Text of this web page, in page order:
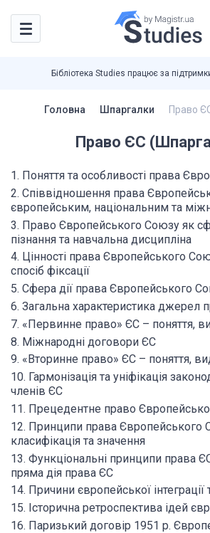
Бібліотека Studies працює за
Головна Шпаргалки Право
Право ЄС
1. Поняття та особливості права
2. Співвідношення права
європейським, національним та
3. Право Європейського Союзу як
пізнання та навчальна дисципліна
4. Цінності права Європейського
спосіб фіксації
5. Сфера дії права Європейського
6. Загальна характеристика джерел
7. «Первинне право» ЄС – поняття,
8. Міжнародні договори ЄС
9. «Вторинне право» ЄС – поняття,
10. Гармонізація та уніфікація
членів ЄС
11. Прецедентне право
12. Принципи права Європейського
класифікація та значення
13. Функціональні принципи права
пряма дія права ЄС
14. Причини європейської інтеграції
15. Історична ретроспектива ідей
16. Паризький договір 1951 р.